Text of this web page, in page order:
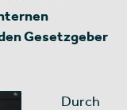
Gesetzgeber
Durch